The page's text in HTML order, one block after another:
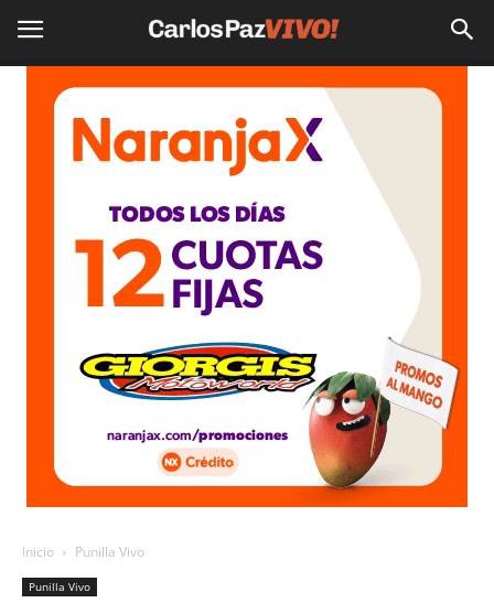
Inicio Punilla Vivo
Punilla Vivo